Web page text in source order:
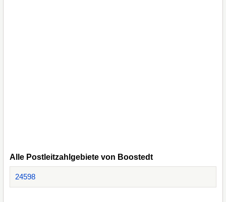
Alle Postleitzahlgebiete von Boostedt
24598